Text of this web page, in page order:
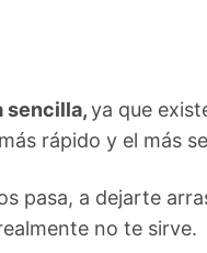
sencilla,ya que
rápido y el más
pasa, a dejarte
no te sirve.